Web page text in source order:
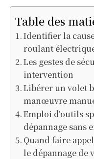
Table des
Identifier la
roulant
Les gestes de
intervention
Libérer un volet
manœuvre
Emploi d’outils
dépannage sans
Quand faire
le dépannage de